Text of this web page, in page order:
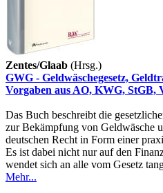
Zentes/Glaab (Hrsg.)
GWG - Geldwäschegesetz,
Vorgaben aus AO, KWG, StGB,
Das Buch beschreibt die
zur Bekämpfung von Geldwäsche
deutschen Recht in Form einer
Es ist dabei nicht nur auf den
wendet sich an alle vom Gesetz
Mehr...